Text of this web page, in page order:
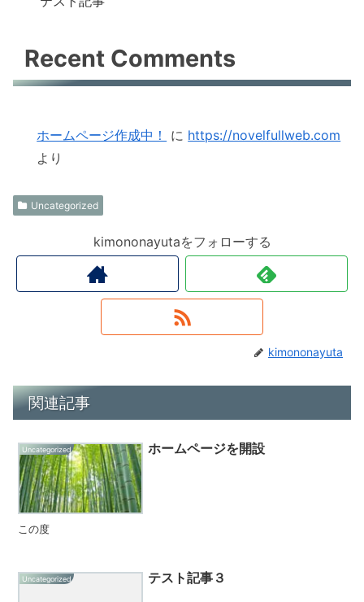
Recent Comments
ホームページ作成中！ に https://novelfullweb.com
より
Uncategorized
kimononayutaをフォローする
kimononayuta
関連記事
Uncategorized ホームページを開設
この度
Uncategorized テスト記事３